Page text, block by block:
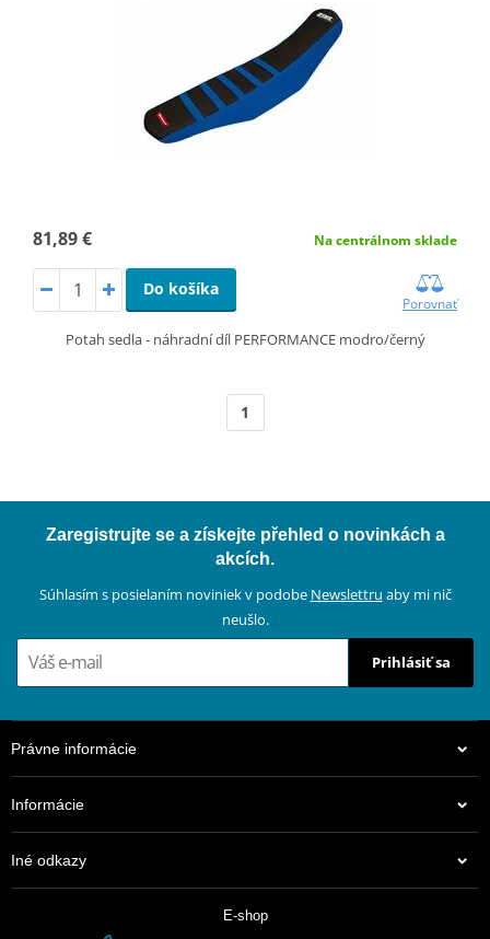
81,89 € Na centrálnom sklade
Do košíka
Porovnať
Potah sedla - náhradní díl PERFORMANCE modro/černý
1
Zaregistrujte se a získejte přehled o novinkách a
akcích.
Súhlasím s posielaním noviniek v podobe Newslettru aby mi nič
neušlo.
Prihlásiť sa
Právne informácie
Informácie
Iné odkazy
E-shop